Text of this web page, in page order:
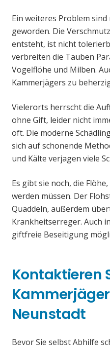
Ein weiteres Problem
geworden. Die
entsteht, ist nicht
verbreiten die Tauben
Vogelflöhe und Milben.
Kammerjägers zu
Vielerorts herrscht die
ohne Gift, leider nicht
oft. Die moderne
sich auf schonende
und Kälte verjagen viele
Es gibt sie noch, die
werden müssen. Der
Quaddeln, außerdem
Krankheitserreger. Auch
giftfreie Beseitigung
Kontaktieren
Neunstadt
Bevor Sie selbst Abhilfe